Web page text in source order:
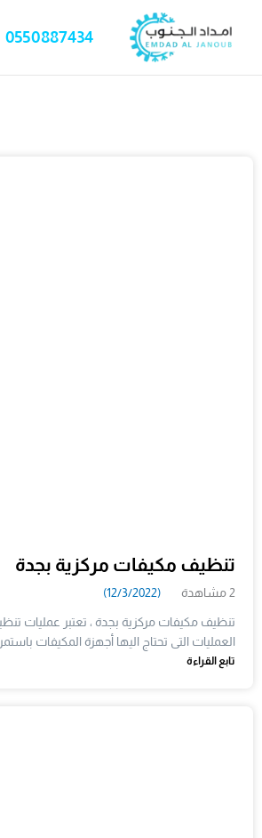
المحتوى
0550887434
تنظيف مكيفات مركزية بجدة
2 مشاهدة (12/3/2022)
تنظيف مكيفات مركزية بجدة ، تعتبر عمليات
العمليات التى تحتاج اليها أجهزة المكيفات
تابع القراءة